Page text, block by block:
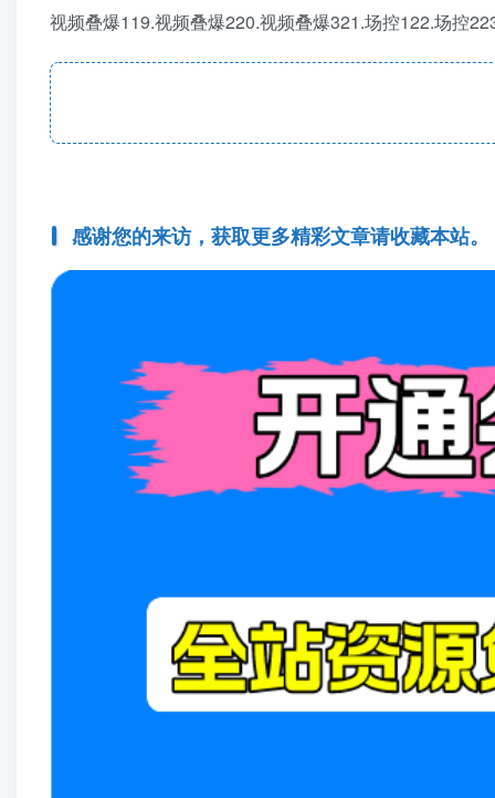
视频叠爆119.视频叠爆220.视频叠爆321.场控122.场控
感谢您的来访，获取更多精彩文章请收藏本站。